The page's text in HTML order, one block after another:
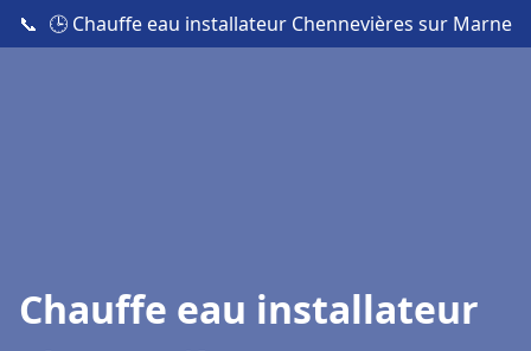
📞 🕒 Chauffe eau installateur Chennevières sur Marne
Chauffe eau installateur